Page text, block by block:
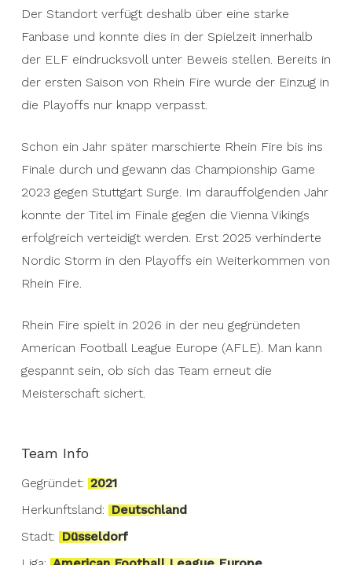
Der Standort verfügt deshalb über eine starke
Fanbase und konnte dies in der Spielzeit innerhalb
der ELF eindrucksvoll unter Beweis stellen. Bereits in
der ersten Saison von Rhein Fire wurde der Einzug in
die Playoffs nur knapp verpasst.
Schon ein Jahr später marschierte Rhein Fire bis ins
Finale durch und gewann das Championship Game
2023 gegen Stuttgart Surge. Im darauffolgenden Jahr
konnte der Titel im Finale gegen die Vienna Vikings
erfolgreich verteidigt werden. Erst 2025 verhinderte
Nordic Storm in den Playoffs ein Weiterkommen von
Rhein Fire.
Rhein Fire spielt in 2026 in der neu gegründeten
American Football League Europe (AFLE). Man kann
gespannt sein, ob sich das Team erneut die
Meisterschaft sichert.
Team Info
Gegründet: 2021
Herkunftsland: Deutschland
Stadt: Düsseldorf